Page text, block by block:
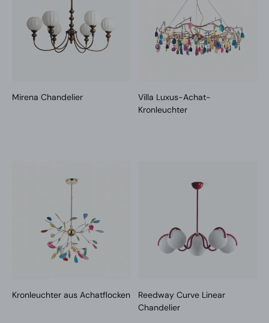
Mirena Chandelier
Villa Luxus-Achat-
Kronleuchter
Kronleuchter aus Achatflocken
Reedway Curve Linear
Chandelier